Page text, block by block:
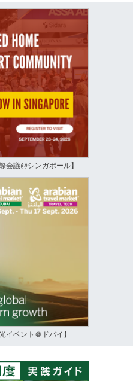
会議@シンガポール】
イベント＠ドバイ】